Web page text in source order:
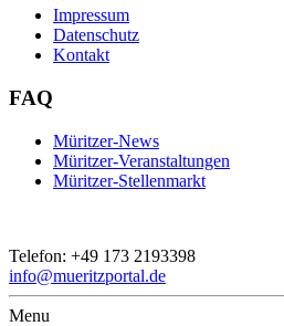
Impressum
Datenschutz
Kontakt
FAQ
Müritzer-News
Müritzer-Veranstaltungen
Müritzer-Stellenmarkt
Telefon: +49 173 2193398
info@mueritzportal.de
Menu